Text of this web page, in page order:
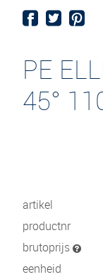
PE
45°
artikel
productnr
brutoprijs
eenheid